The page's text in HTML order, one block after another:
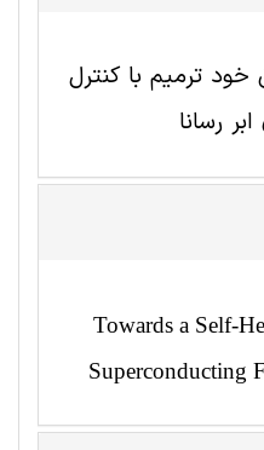
ترمیم با کنترل
رسانا
Towards a Self-
Superconducting